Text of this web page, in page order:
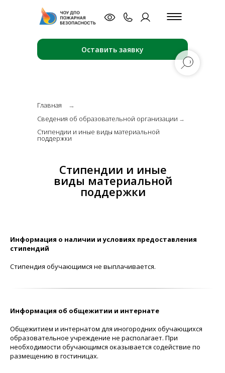
Оставить заявку
Главная
Сведения об образовательной организации →
→
Стипендии и иные виды материальной
поддержки
Стипендии и иные
виды материальной
поддержки
Информация о наличии и условиях предоставления
стипендий
Стипендия обучающимся не выплачивается.
Информация об общежитии и интернате
Общежитием и интернатом для иногородних обучающихся
образовательное учреждение не располагает. При
необходимости обучающимся оказывается содействие по
размещению в гостиницах.